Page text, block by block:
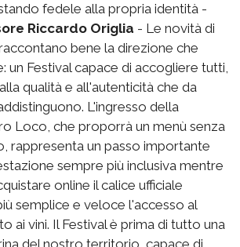
fedele alla propria identità -
Riccardo Origlia - Le novità di
bene la direzione che
un Festival capace di accogliere tutti,
qualità e all'autenticità che da
L'ingresso della
Loco, che proporrà un menù senza
rappresenta un passo importante
sempre più inclusiva mentre
online il calice ufficiale
semplice e veloce l'accesso al
ai vini. Il Festival è prima di tutto una